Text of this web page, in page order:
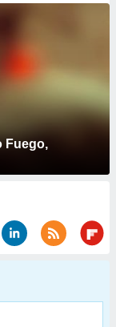
Fuego,